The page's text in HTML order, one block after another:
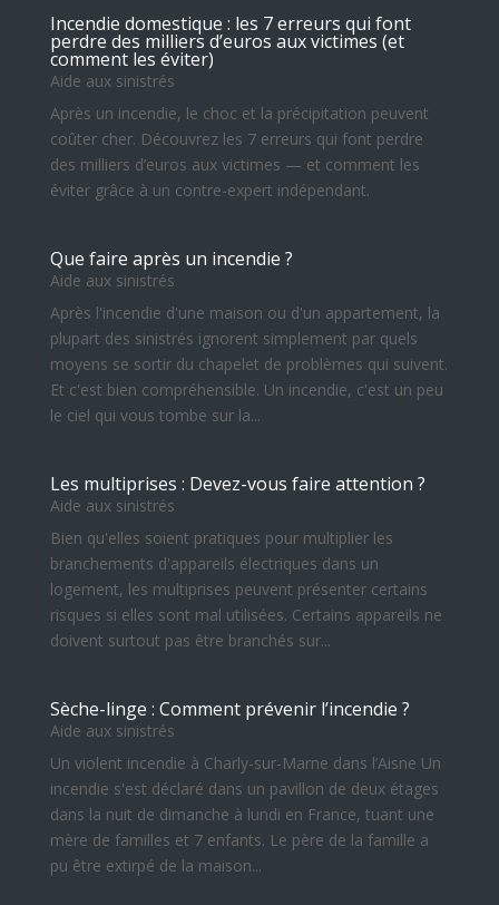
Incendie domestique : les 7 erreurs qui font
perdre des milliers d’euros aux victimes (et
comment les éviter)
Aide aux sinistrés
Après un incendie, le choc et la précipitation peuvent
coûter cher. Découvrez les 7 erreurs qui font perdre
des milliers d’euros aux victimes — et comment les
éviter grâce à un contre-expert indépendant.
Que faire après un incendie ?
Aide aux sinistrés
Après l'incendie d'une maison ou d'un appartement, la
plupart des sinistrés ignorent simplement par quels
moyens se sortir du chapelet de problèmes qui suivent.
Et c'est bien compréhensible. Un incendie, c'est un peu
le ciel qui vous tombe sur la...
Les multiprises : Devez-vous faire attention ?
Aide aux sinistrés
Bien qu'elles soient pratiques pour multiplier les
branchements d'appareils électriques dans un
logement, les multiprises peuvent présenter certains
risques si elles sont mal utilisées. Certains appareils ne
doivent surtout pas être branchés sur...
Sèche-linge : Comment prévenir l’incendie ?
Aide aux sinistrés
Un violent incendie à Charly-sur-Marne dans l’Aisne Un
incendie s'est déclaré dans un pavillon de deux étages
dans la nuit de dimanche à lundi en France, tuant une
mère de familles et 7 enfants. Le père de la famille a
pu être extirpé de la maison...